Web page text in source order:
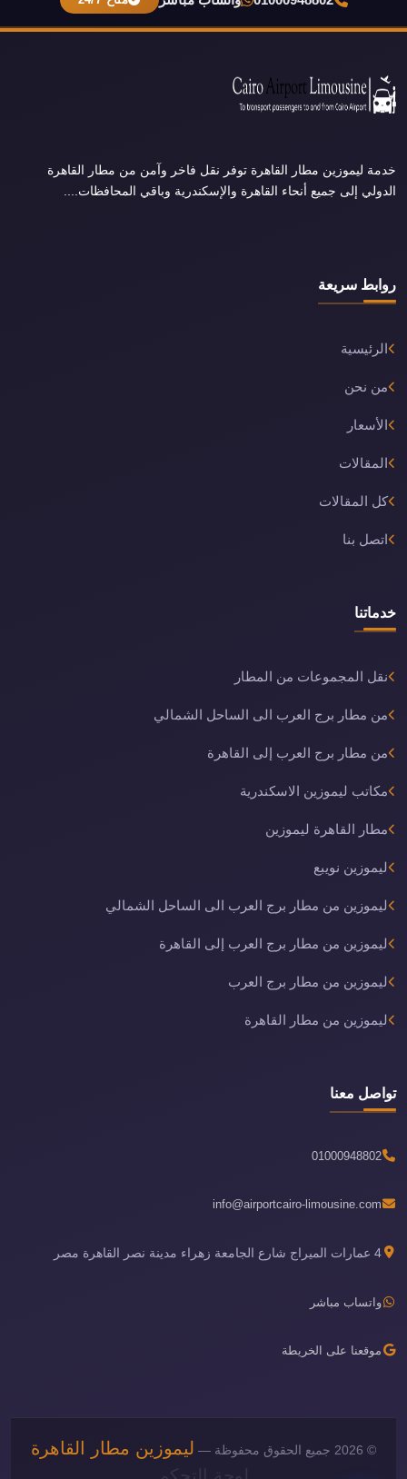
خدمة ليموزين مطار القاهرة توفر نقل فاخر وآمن من مطار القاهرة
الدولي إلى جميع أنحاء القاهرة والإسكندرية وباقي المحافظات....
روابط سريعة
الرئيسية
من نحن
الأسعار
المقالات
كل المقالات
اتصل بنا
خدماتنا
نقل المجموعات من المطار
من مطار برج العرب الى الساحل الشمالي
من مطار برج العرب إلى القاهرة
مكاتب ليموزين الاسكندرية
مطار القاهرة ليموزين
ليموزين نويبع
ليموزين من مطار برج العرب الى الساحل الشمالي
ليموزين من مطار برج العرب إلى القاهرة
ليموزين من مطار برج العرب
ليموزين من مطار القاهرة
تواصل معنا
01000948802
info@airportcairo-limousine.com
4 عمارات الميراج شارع الجامعة زهراء مدينة نصر القاهرة مصر
واتساب مباشر
موقعنا على الخريطة
© 2026 جميع الحقوق محفوظة —
ليموزين مطار القاهرة